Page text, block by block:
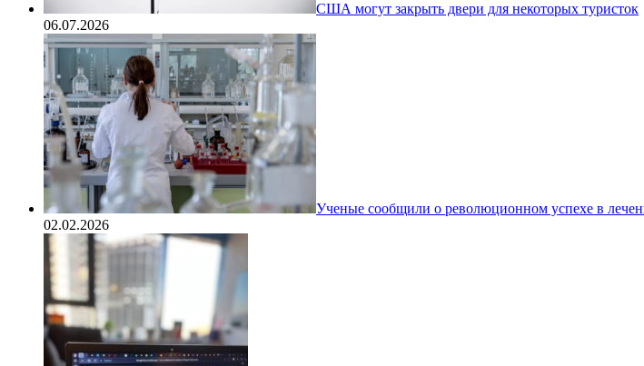
США могут закрыть двери для некоторых туристок
06.07.2026
Ученые сообщили о революционном успехе в
02.02.2026